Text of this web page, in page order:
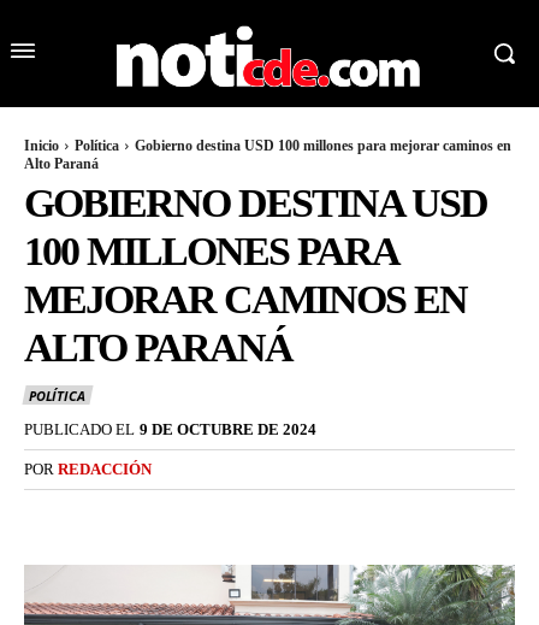
Inicio Política
Gobierno destina USD 100 millones para mejorar caminos en
Alto Paraná
GOBIERNO DESTINA USD
100 MILLONES PARA
MEJORAR CAMINOS EN
ALTO PARANÁ
POLÍTICA
PUBLICADO EL 9 DE OCTUBRE DE 2024
POR REDACCIÓN